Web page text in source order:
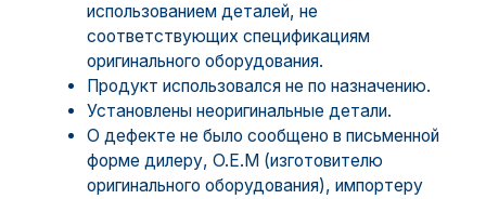
использованием деталей, не
соответствующих спецификациям
оригинального оборудования.
Продукт использовался не по назначению.
Установлены неоригинальные детали.
О дефекте не было сообщено в письменной
форме дилеру, O.E.M (изготовителю
оригинального оборудования), импортеру